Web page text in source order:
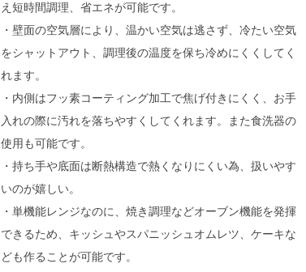
え短時間調理、省エネが可能です。
・壁面の空気層により、温かい空気は逃さず、冷たい空気
をシャットアウト、調理後の温度を保ち冷めにくくしてく
れます。
・内側はフッ素コーティング加工で焦げ付きにくく、お手
入れの際に汚れを落ちやすくしてくれます。また食洗器の
使用も可能です。
・持ち手や底面は断熱構造で熱くなりにくい為、扱いやす
いのが嬉しい。
・単機能レンジなのに、焼き調理などオーブン機能を発揮
できるため、キッシュやスパニッシュオムレツ、ケーキな
ども作ることが可能です。